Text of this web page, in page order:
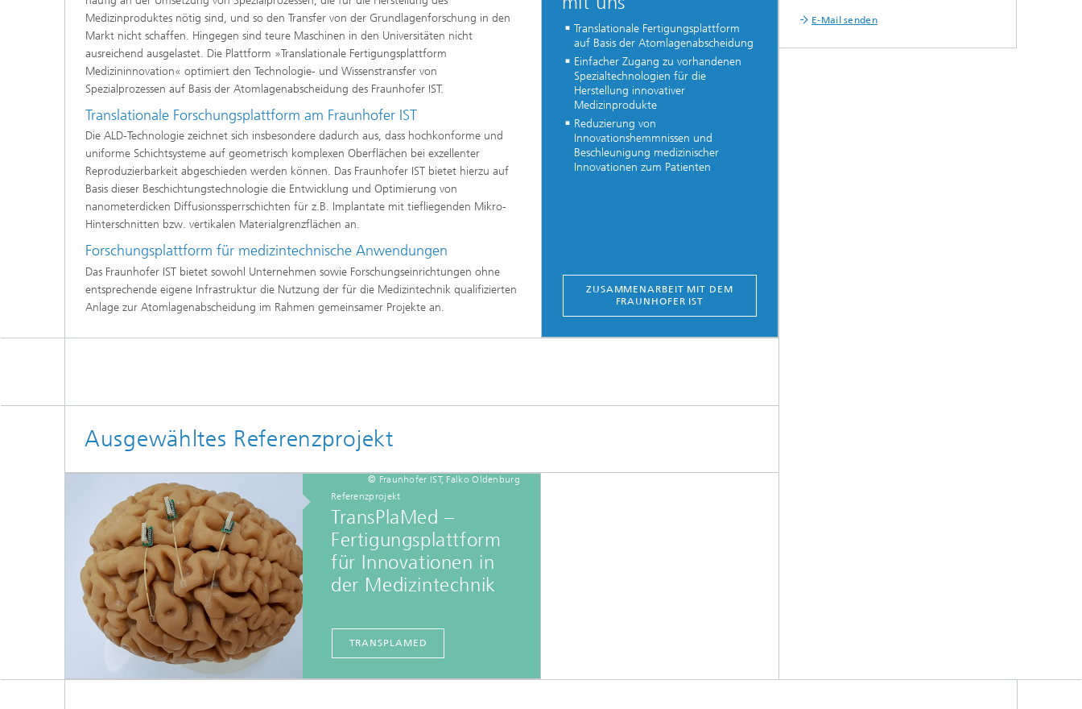
Medizinproduktes nötig sind, und so den Transfer von der Grundlagenforschung in den
Markt nicht schaffen. Hingegen sind teure Maschinen in den Universitäten nicht
ausreichend ausgelastet. Die Plattform »Translationale Fertigungsplattform
Medizininnovation« optimiert den Technologie- und Wissenstransfer von
Spezialprozessen auf Basis der Atomlagenabscheidung des Fraunhofer IST.
Translationale Forschungsplattform am Fraunhofer IST
Die ALD-Technologie zeichnet sich insbesondere dadurch aus, dass hochkonforme und
uniforme Schichtsysteme auf geometrisch komplexen Oberflächen bei exzellenter
Reproduzierbarkeit abgeschieden werden können. Das Fraunhofer IST bietet hierzu auf
Basis dieser Beschichtungstechnologie die Entwicklung und Optimierung von
nanometerdicken Diffusionssperrschichten für z.B. Implantate mit tiefliegenden Mikro-
Hinterschnitten bzw. vertikalen Materialgrenzflächen an.
Forschungsplattform für medizintechnische Anwendungen
Das Fraunhofer IST bietet sowohl Unternehmen sowie Forschungseinrichtungen ohne
entsprechende eigene Infrastruktur die Nutzung der für die Medizintechnik qualifizierten
Anlage zur Atomlagenabscheidung im Rahmen gemeinsamer Projekte an.
Translationale Fertigungsplattform
auf Basis der Atomlagenabscheidung
Einfacher Zugang zu vorhandenen
Spezialtechnologien für die
Herstellung innovativer
Medizinprodukte
Reduzierung von
Innovationshemmnissen und
Beschleunigung medizinischer
Innovationen zum Patienten
ZUSAMMENARBEIT MIT DEM
FRAUNHOFER IST
Ausgewähltes Referenzprojekt
© Fraunhofer IST, Falko Oldenburg
Referenzprojekt
TransPlaMed –
Fertigungsplattform
für Innovationen in
der Medizintechnik
TRANSPLAMED
E-Mail senden